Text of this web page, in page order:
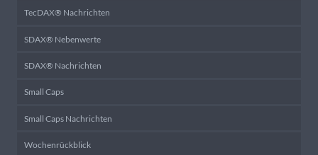
TecDAX® Nachrichten
SDAX® Nebenwerte
SDAX® Nachrichten
Small Caps
Small Caps Nachrichten
Wochenrückblick